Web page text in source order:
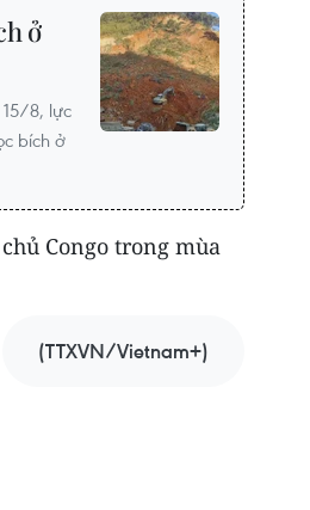
ở
8, lực
bích ở
Congo trong mùa
(TTXVN/Vietnam+)